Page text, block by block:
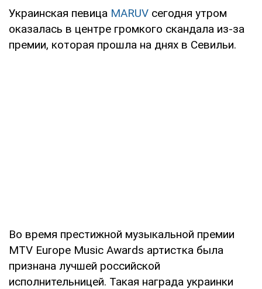
Украинская певица MARUV сегодня утром
оказалась в центре громкого скандала из-за
премии, которая прошла на днях в Севильи.
Во время престижной музыкальной премии
MTV Europe Music Awards артистка была
признана лучшей российской
исполнительницей. Такая награда украинки